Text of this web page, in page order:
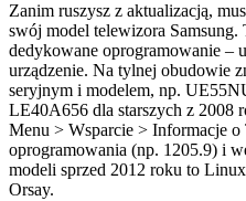
Zanim ruszysz z aktualizacją,
swój model telewizora
dedykowane oprogramowanie –
urządzenie. Na tylnej obudowie
seryjnym i modelem, np.
LE40A656 dla starszych z 2008
Menu > Wsparcie > Informacje
oprogramowania (np. 1205.9) i
modeli sprzed 2012 roku to
Orsay.